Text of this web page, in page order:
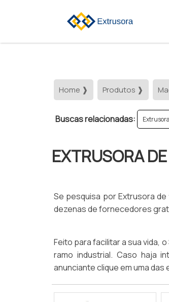
Home ❱ Produtos ❱
Buscas relacionadas:
EXTRUSORA
Se pesquisa por Extrusora
dezenas de fornecedores
Feito para facilitar a sua vida,
ramo industrial. Caso haja
anunciante clique em uma